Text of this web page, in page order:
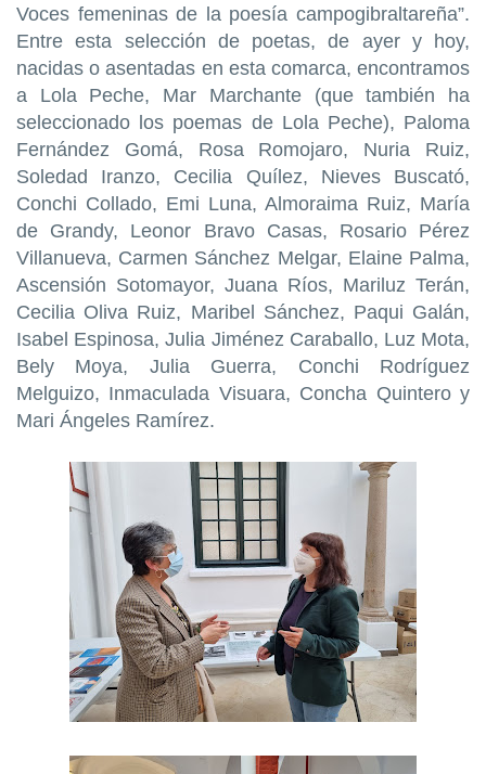
Voces femeninas de la poesía campogibraltareña”.
Entre esta selección de poetas, de ayer y hoy,
nacidas o asentadas en esta comarca, encontramos
a Lola Peche, Mar Marchante (que también ha
seleccionado los poemas de Lola Peche), Paloma
Fernández Gomá, Rosa Romojaro, Nuria Ruiz,
Soledad Iranzo, Cecilia Quílez, Nieves Buscató,
Conchi Collado, Emi Luna, Almoraima Ruiz, María
de Grandy, Leonor Bravo Casas, Rosario Pérez
Villanueva, Carmen Sánchez Melgar, Elaine Palma,
Ascensión Sotomayor, Juana Ríos, Mariluz Terán,
Cecilia Oliva Ruiz, Maribel Sánchez, Paqui Galán,
Isabel Espinosa, Julia Jiménez Caraballo, Luz Mota,
Bely Moya, Julia Guerra, Conchi Rodríguez
Melguizo, Inmaculada Visuara, Concha Quintero y
Mari Ángeles Ramírez.